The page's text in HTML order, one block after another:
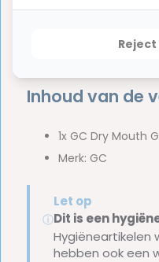
Inhoud van de
1x GC Dry Mouth
Merk: GC
ⓘ
Let op
Dit is een
Hygiëneartikelen
hebben ook een